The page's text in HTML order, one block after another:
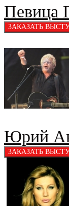
Певица
Юрий